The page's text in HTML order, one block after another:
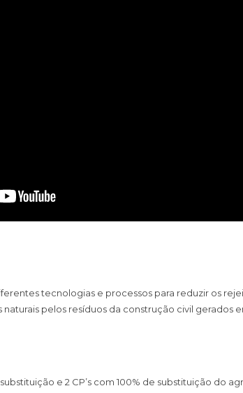
tecnologias e processos para reduzir os
pelos resíduos da construção civil gerados
e 2 CP’s com 100% de substituição do